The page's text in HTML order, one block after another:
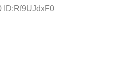
ID:Rf9UJdxF0